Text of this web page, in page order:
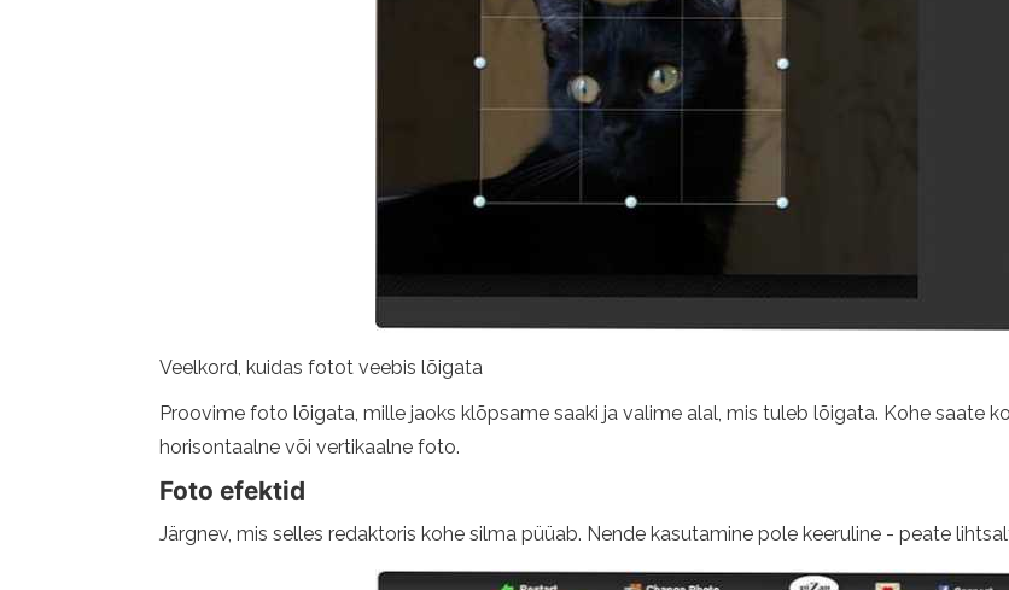
Veelkord, kuidas fotot veebis lõigata
Proovime foto lõigata, mille jaoks klõpsame saaki ja valime alal, mis tuleb lõigata. Kohe saate
horisontaalne või vertikaalne foto.
Foto efektid
Järgnev, mis selles redaktoris kohe silma püüab. Nende kasutamine pole keeruline - peate